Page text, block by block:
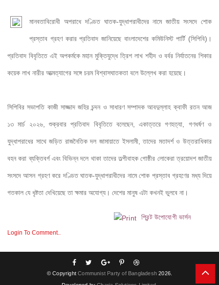
মানবতাবিরোধী অপরাধে দণ্ডিত ঘাতক-যুদ্ধাপরাধীদের নামে জাতীয় সংসদে শোক
প্রস্তাব গ্রহণ করার প্রতিবাদ জানিয়েছে বাংলাদেশের কমিউনিস্ট পার্টি (সিপিবি)।
প্রতিবাদ বিবৃতিতে এই অপকর্মকে মহান মুক্তিযুদ্ধে ত্রিশ লাখ শহীদ ও বর্বর নির্যাতনের শিকার
কয়েক লাখ নারীর আত্মত্যাগের সঙ্গে চরম বিশ্বাসঘাতকতা বলে উল্লেখ করা হয়েছে।
সিপিবির সভাপতি কাজী সাজ্জাদ জহির চন্দন ও সাধারণ সম্পাদক আবদুল্লাহ ক্বাফী রতন আজ
১৩ মার্চ ২০২৬, শুক্রবার প্রতিবাদ বিবৃতিতে বলেছেন, একাত্তরে গণহত্যা, গণধর্ষণ ও
যুদ্ধাপরাধের সাথে জড়িত রাজনৈতিক দল জামায়াতে ইসলামী, তাদের মতাদর্শ ও উত্তরাধিকার
বহন করা ব্যক্তিবর্গ এবং বিভিন্ন দলে থাকা তাদের তল্পীবাহক গোষ্ঠীর লোকেরা ত্রয়োদশ জাতীয়
সংসদে আসন গ্রহণ করে দণ্ডিত ঘাতক-যুদ্ধাপরাধীদের নামে শোক প্রস্তাব গ্রহণের মধ্য দিয়ে
গতকাল যে ধৃষ্টতা দেখিয়েছে তা ক্ষমার অযোগ্য। দেশের মানুষ এটা কখনই ভুলবে না।
প্রিন্ট উপোযোগী ভার্সন
Login To Comment..
© CopyrightCommunist Party of Bangladesh 2026.